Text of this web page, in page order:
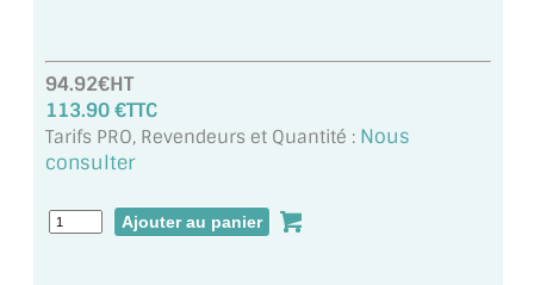
MIROIR VIEILLI
MIROIR DÉCORATIF DE COULEUR
LOTS DE MIROIRS EN MOZAÏQUE
MIROIR POUR PORTE
94.92€HT
113.90 €TTC
Tarifs PRO, Revendeurs et Quantité : Nous
consulter